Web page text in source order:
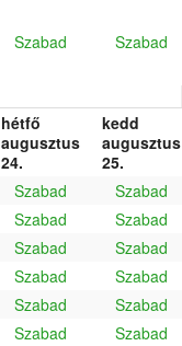
Szabad Szabad
hétfő
augusztus
24.
kedd
augusztus
25.
Szabad
Szabad
Szabad
Szabad
Szabad
Szabad
Szabad
Szabad
Szabad
Szabad
Szabad
Szabad